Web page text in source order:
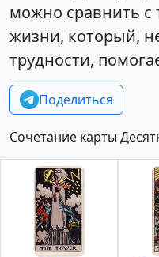
можно сравнить
жизни, который,
трудности,
Поделиться
Сочетание карты